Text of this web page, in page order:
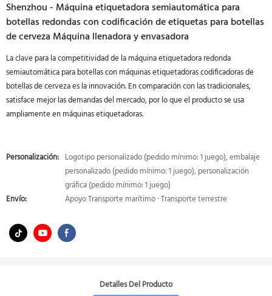
Shenzhou - Máquina etiquetadora semiautomática para
botellas redondas con codificación de etiquetas para botellas
de cerveza Máquina llenadora y envasadora
La clave para la competitividad de la máquina etiquetadora redonda
semiautomática para botellas con máquinas etiquetadoras codificadoras de
botellas de cerveza es la innovación. En comparación con las tradicionales,
satisface mejor las demandas del mercado, por lo que el producto se usa
ampliamente en máquinas etiquetadoras.
Personalización: Logotipo personalizado (pedido mínimo: 1 juego), embalaje
personalizado (pedido mínimo: 1 juego), personalización
gráfica (pedido mínimo: 1 juego)
Envío:
Apoyo Transporte marítimo · Transporte terrestre
Detalles Del Producto